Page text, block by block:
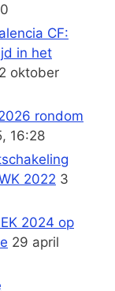
CF:
in het
oktober
rondom
16:28
2022 3
2024 op
29 april